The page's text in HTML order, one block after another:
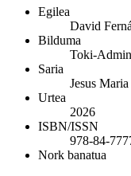
Egilea
David
Bilduma
Toki-
Saria
Jesus
Urtea
2026
ISBN/ISSN
978-84-
Nork banatua